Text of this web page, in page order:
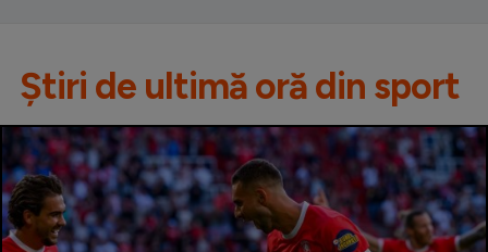
Știri de ultimă oră din sport